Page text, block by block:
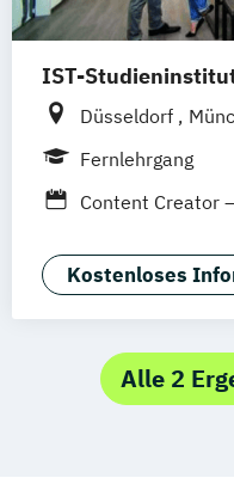
IST-
Düsseldorf
Weil am Rhein
Fernlehrgang
Content Creator
Kostenloses
Alle 2